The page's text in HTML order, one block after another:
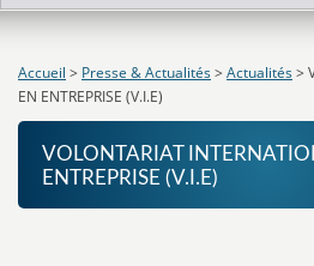
Accueil > Presse & Actualités> Actualités>
EN ENTREPRISE (V.I.E)
VOLONTARIAT
ENTREPRISE (V.I.E)